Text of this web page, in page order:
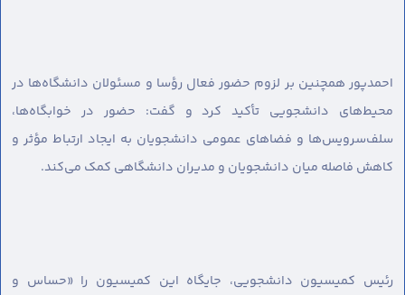
احمدپور همچنین بر لزوم حضور فعال رؤسا و مسئولان دانشگاه‌ها در
محیط‌های دانشجویی تأکید کرد و گفت: حضور در خوابگاه‌ها،
سلف‌سرویس‌ها و فضاهای عمومی دانشجویان به ایجاد ارتباط مؤثر و
کاهش فاصله میان دانشجویان و مدیران دانشگاهی کمک می‌کند.
رئیس کمیسیون دانشجویی، جایگاه این کمیسیون را «حساس و